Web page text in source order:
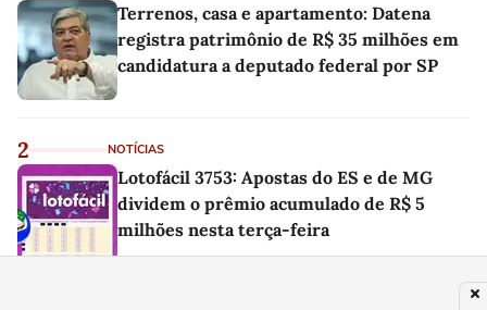
Terrenos, casa e apartamento: Datena
registra patrimônio de R$ 35 milhões em
candidatura a deputado federal por SP
2 NOTÍCIAS
Lotofácil 3753: Apostas do ES e de MG
dividem o prêmio acumulado de R$ 5
milhões nesta terça-feira